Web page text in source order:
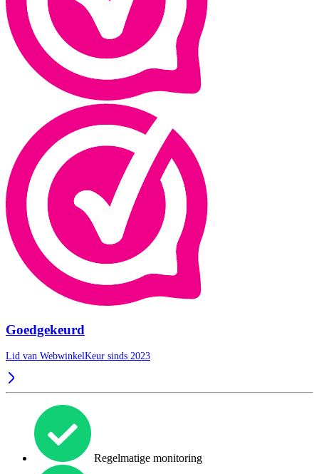
Goedgekeurd
Lid van WebwinkelKeur sinds 2023
Regelmatige monitoring